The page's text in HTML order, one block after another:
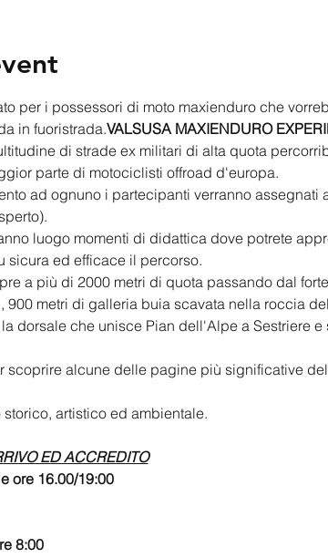
in fuoristrada.VALSUSA MAXIENDURO
di strade ex militari di alta quota
parte di motociclisti offroad d'europa.
ad ognuno i partecipanti verranno
luogo momenti di didattica dove potrete
sicura ed efficace il percorso.
a più di 2000 metri di quota passando dal
, 900 metri di galleria buia scavata nella roccia
dorsale che unisce Pian dell'Alpe a Sestriere
scoprire alcune delle pagine più significative
artistico ed ambientale.
ED ACCREDITO
ore 16.00/19:00
8:00